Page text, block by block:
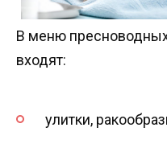
В меню
входят:
улитки,